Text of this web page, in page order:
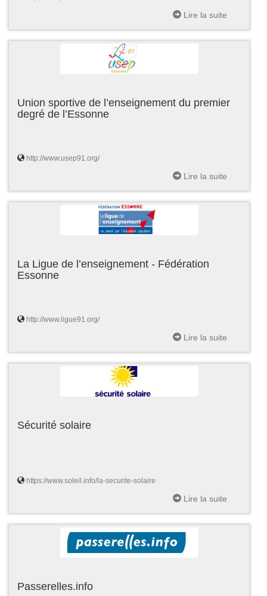
Lire la suite
Union sportive de l’enseignement du premier
degré de l’Essonne
http://www.usep91.org/
Lire la suite
La Ligue de l’enseignement - Fédération
Essonne
http://www.ligue91.org/
Lire la suite
Sécurité solaire
https://www.soleil.info/la-securite-solaire
Lire la suite
Passerelles.info